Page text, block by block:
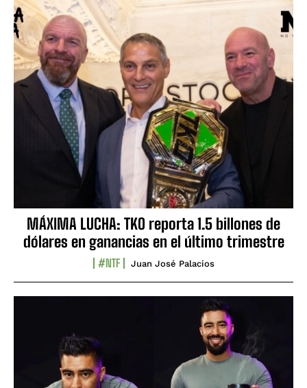
MÁXIMA LUCHA: TKO reporta 1.5 billones de
dólares en ganancias en el último trimestre
#NTF Juan José Palacios